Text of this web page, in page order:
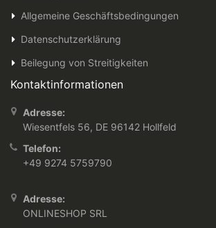
Allgemeine Geschäftsbedingungen
Datenschutzerklärung
Beilegung von Streitigkeiten
Kontaktinformationen
Adresse:
Wiesentfels 56, DE 96142 Hollfeld
Telefon:
+49 9274 5759790
Adresse:
ONLINESHOP SRL